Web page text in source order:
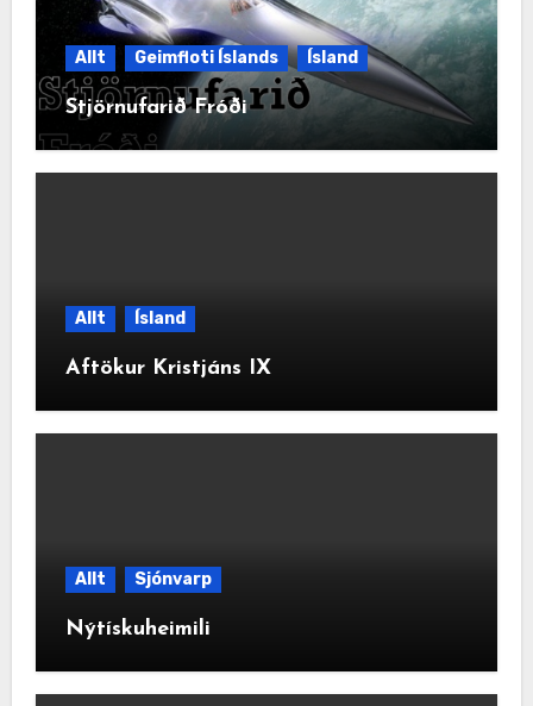
Allt Geimfloti Íslands Ísland
Stjörnufarið Fróði
Allt Ísland
Aftökur Kristjáns IX
Allt Sjónvarp
Nýtískuheimili